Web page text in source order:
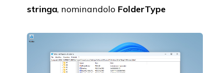
stringa, nominandolo FolderType